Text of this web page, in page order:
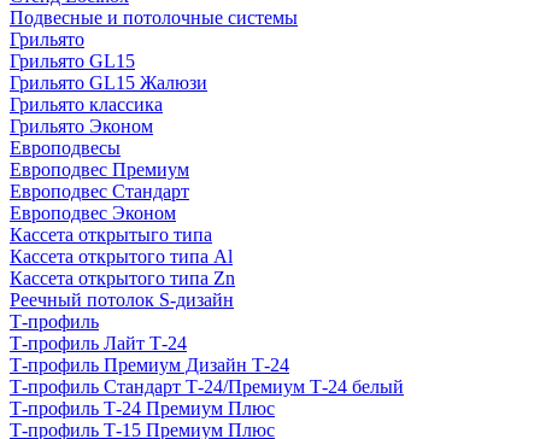
Подвесные и потолочные системы
Грильято
Грильято GL15
Грильято GL15 Жалюзи
Грильято классика
Грильято Эконом
Европодвесы
Европодвес Премиум
Европодвес Стандарт
Европодвес Эконом
Кассета открытыго типа
Кассета открытого типа Al
Кассета открытого типа Zn
Реечный потолок S-дизайн
Т-профиль
Т-профиль Лайт Т-24
Т-профиль Премиум Дизайн Т-24
Т-профиль Стандарт Т-24/Премиум Т-24 белый
Т-профиль Т-24 Премиум Плюс
Т-профиль Т-15 Премиум Плюс